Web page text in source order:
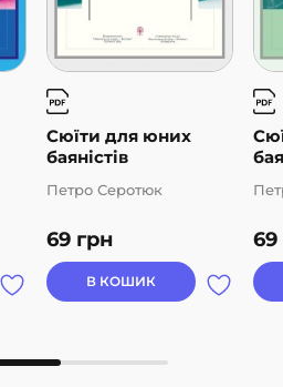
Сюїти для юних
баяністів
69 грн
Петро Серотюк
В КОШИК
69